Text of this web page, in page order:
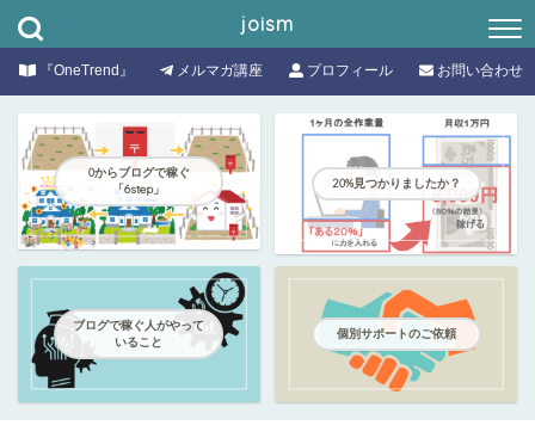
joism
『OneTrend』 メルマガ講座 プロフィール お問い合わせ
0からブログで稼ぐ
「6step」
20%見つかりましたか？
ブログで稼ぐ人がやって
いること
個別サポートのご依頼